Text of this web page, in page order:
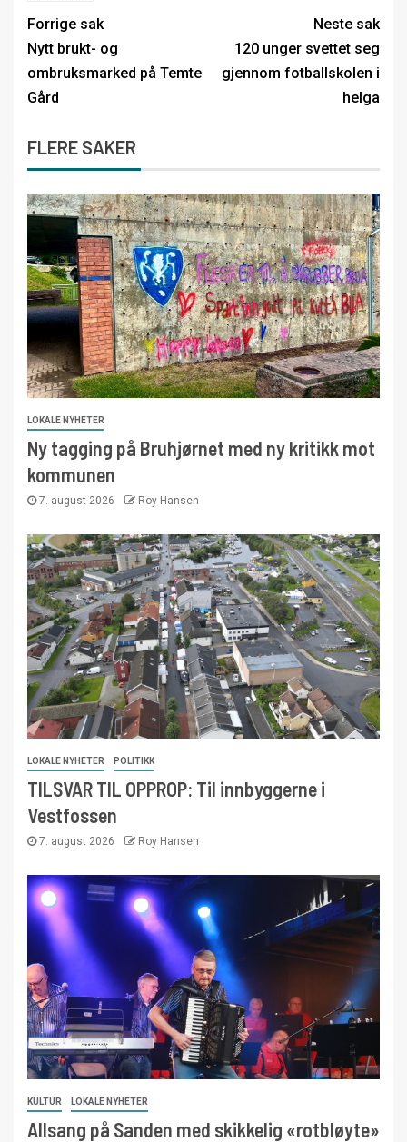
Forrige sak
Nytt brukt- og
ombruksmarked på Temte
Gård
Neste sak
120 unger svettet seg
gjennom fotballskolen i
helga
FLERE SAKER
LOKALE NYHETER
Ny tagging på Bruhjørnet med ny kritikk mot
kommunen
7. august 2026 Roy Hansen
LOKALE NYHETER POLITIKK
TILSVAR TIL OPPROP: Til innbyggerne i
Vestfossen
7. august 2026 Roy Hansen
KULTUR LOKALE NYHETER
Allsang på Sanden med skikkelig «rotbløyte»